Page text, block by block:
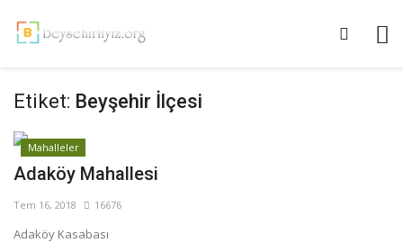
Etiket: Beyşehir İlçesi
Mahalleler
Adaköy Mahallesi
Tem 16, 2018 16676
Adaköy Kasabası